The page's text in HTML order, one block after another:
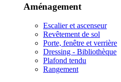
Aménagement
Escalier et ascenseur
Revêtement de sol
Porte, fenêtre et verrière
Dressing - Bibliothèque
Plafond tendu
Rangement